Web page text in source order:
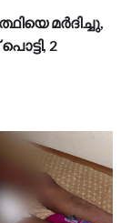
മർദിച്ചു,
2